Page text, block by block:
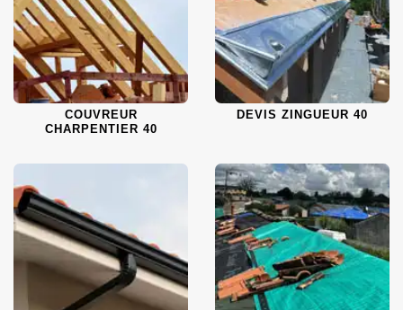
COUVREUR
CHARPENTIER 40
DEVIS ZINGUEUR 40